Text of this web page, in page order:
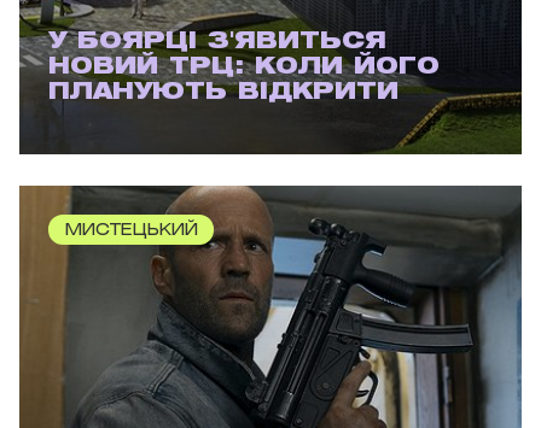
У БОЯРЦІ З'ЯВИТЬСЯ
НОВИЙ ТРЦ: КОЛИ ЙОГО
ПЛАНУЮТЬ ВІДКРИТИ
МИСТЕЦЬКИЙ